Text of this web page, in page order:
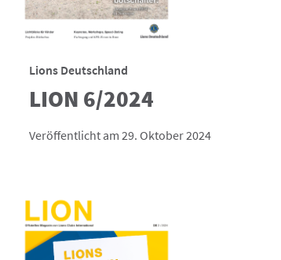
Lions Deutschland
LION 6/2024
Veröffentlicht am 29. Oktober 2024